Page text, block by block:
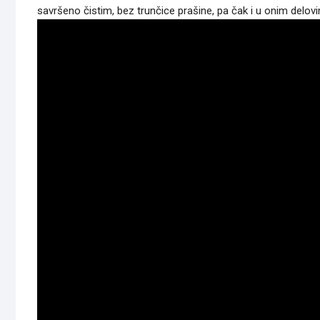
savršeno čistim, bez trunčice prašine, pa čak i u onim